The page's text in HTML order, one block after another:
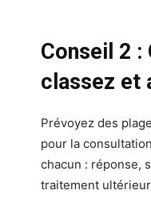
Conseil 2 :
classez et
Prévoyez des
pour la
chacun : réponse,
traitement